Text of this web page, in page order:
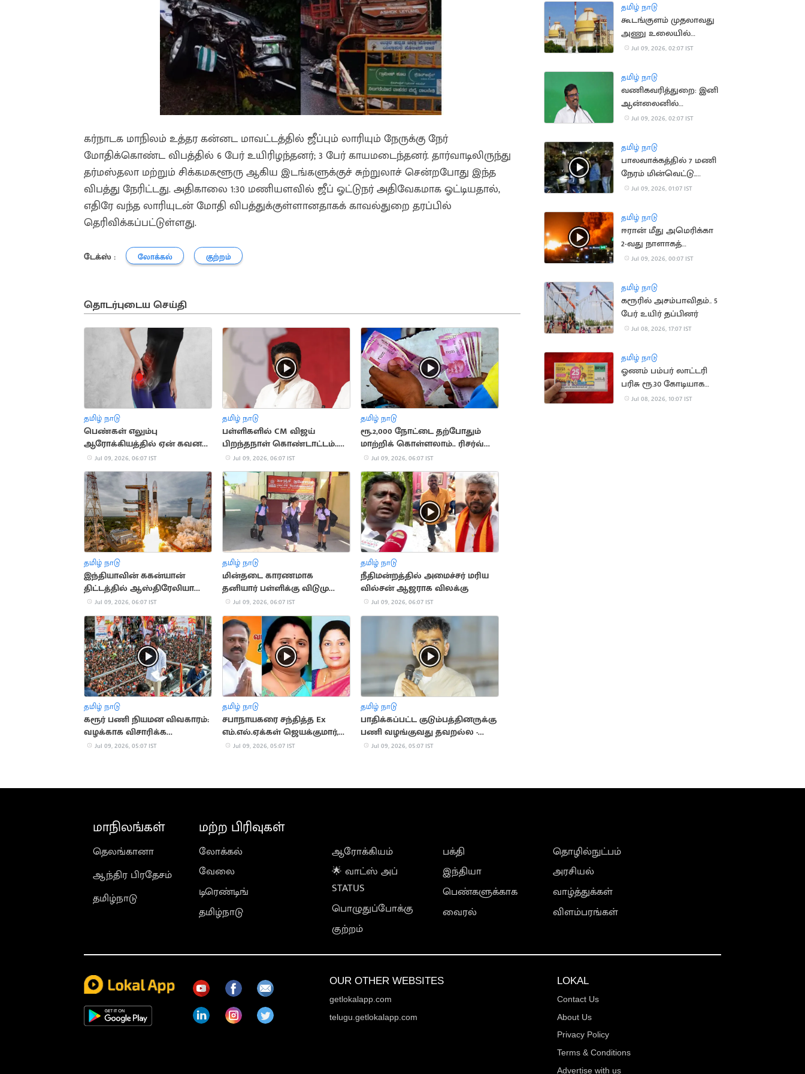
கர்நாடக மாநிலம் உத்தர கன்னட மாவட்டத்தில் ஜீப்பும் லாரியும் நேருக்கு நேர்
மோதிக்கொண்ட விபத்தில் 6 பேர் உயிரிழந்தனர்; 3 பேர் காயமடைந்தனர். தார்வாடிலிருந்து
தர்மஸ்தலா மற்றும் சிக்கமகளூரு ஆகிய இடங்களுக்குச் சுற்றுலாச் சென்றபோது இந்த
விபத்து நேரிட்டது. அதிகாலை 1:30 மணியளவில் ஜீப் ஓட்டுநர் அதிவேகமாக ஓட்டியதால்,
எதிரே வந்த லாரியுடன் மோதி விபத்துக்குள்ளானதாகக் காவல்துறை தரப்பில்
தெரிவிக்கப்பட்டுள்ளது.
டேக்ஸ் : லோக்கல் குற்றம்
தொடர்புடைய செய்தி
தமிழ் நாடு
பெண்கள் எலும்பு
ஆரோக்கியத்தில் ஏன் கவனம்
செலுத்த வேண்டும்?
Jul 09, 2026, 06:07 IST
தமிழ் நாடு
பள்ளிகளில் CM விஜய்
பிறந்தநாள் கொண்டாட்டம்..
அரசு பதிலளிக்க உத்தரவு
Jul 09, 2026, 06:07 IST
தமிழ் நாடு
ரூ.2,000 நோட்டை தற்போதும்
மாற்றிக் கொள்ளலாம்.. ரிசர்வ்
வங்கி
Jul 09, 2026, 06:07 IST
தமிழ் நாடு
இந்தியாவின் ககன்யான்
திட்டத்தில் ஆஸ்திரேலியா
பங்கேற்பு
Jul 09, 2026, 06:07 IST
தமிழ் நாடு
மின்தடை காரணமாக
தனியார் பள்ளிக்கு விடுமுறை
அறிவிப்பு
Jul 09, 2026, 06:07 IST
தமிழ் நாடு
நீதிமன்றத்தில் அமைச்சர் மரிய
வில்சன் ஆஜராக விலக்கு
Jul 09, 2026, 06:07 IST
தமிழ் நாடு
கரூர் பணி நியமன விவகாரம்:
வழக்காக விசாரிக்க
உயர்நீதிமன்றம் மறுப்பு
Jul 09, 2026, 05:07 IST
தமிழ் நாடு
சபாநாயகரை சந்தித்த Ex
எம்.எல்.ஏக்கள் ஜெயக்குமார்,
சத்யபாமா
Jul 09, 2026, 05:07 IST
தமிழ் நாடு
பாதிக்கப்பட்ட குடும்பத்தினருக்கு
பணி வழங்குவது தவறல்ல -
துரை வைகோ
Jul 09, 2026, 05:07 IST
தமிழ் நாடு
கூடங்குளம் முதலாவது
அணு உலையில்
மீண்டும் மின் உற்பத்தி
Jul 09, 2026, 02:07 IST
தமிழ் நாடு
வணிகவரித்துறை: இனி
ஆன்லைனில்
விசாரணை!
Jul 09, 2026, 02:07 IST
தமிழ் நாடு
பாலவாக்கத்தில் 7 மணி
நேரம் மின்வெட்டு..
வீதியில் இறங்கிய
Jul 09, 2026, 01:07 IST
தமிழ் நாடு
ஈரான் மீது அமெரிக்கா
2-வது நாளாகத்
தாக்குதல்: போர்
Jul 09, 2026, 00:07 IST
தமிழ் நாடு
கரூரில் அசம்பாவிதம்.. 5
பேர் உயிர் தப்பினர்
Jul 08, 2026, 17:07 IST
தமிழ் நாடு
ஓணம் பம்பர் லாட்டரி
பரிசு ரூ.30 கோடியாக
உயர்வு
Jul 08, 2026, 10:07 IST
மாநிலங்கள்
தெலங்கானா
ஆந்திர பிரதேசம்
தமிழ்நாடு
மற்ற பிரிவுகள்
லோக்கல்
வேலை
டிரெண்டிங்
தமிழ்நாடு
ஆரோக்கியம்
🌟 வாட்ஸ் அப்
STATUS
பொழுதுப்போக்கு
குற்றம்
பக்தி
இந்தியா
பெண்களுக்காக
வைரல்
தொழில்நுட்பம்
அரசியல்
வாழ்த்துக்கள்
விளம்பரங்கள்
OUR OTHER WEBSITES
getlokalapp.com
telugu.getlokalapp.com
LOKAL
Contact Us
About Us
Privacy Policy
Terms & Conditions
Advertise with us